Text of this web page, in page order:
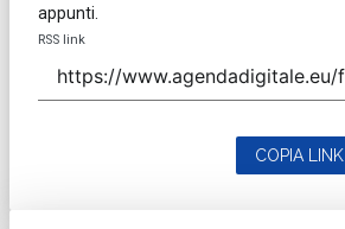
appunti.
RSS link
COPIA LINK